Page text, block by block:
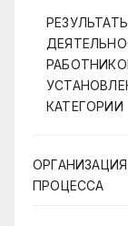
КАТЕГОРИИ
ПРОЦЕССА